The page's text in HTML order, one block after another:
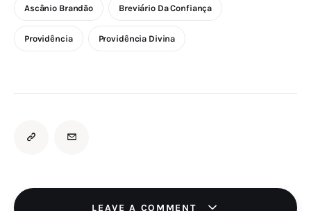
Ascânio Brandão Breviário Da Confiança
Providência Providência Divina
LEAVE A COMMENT